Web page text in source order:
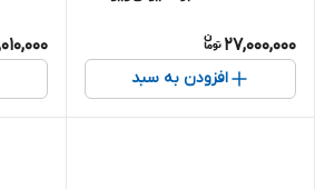
27,000,000
افزودن به سبد